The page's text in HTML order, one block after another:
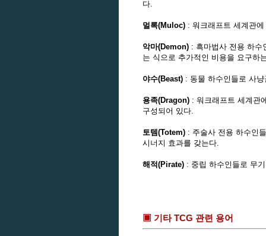
다.
멀록(Muloc) : 워크래프트 세계관
악마(Demon) : 흑마법사 전용 하수
는 식으로 추가적인 비용을 요구하
야수(Beast) : 동물 하수인들로 사
용족(Dragon) : 워크래프트 세계관
구성되어 있다.
토템(Totem) : 주술사 전용 하수인
시너지 효과를 갖는다.
해적(Pirate) : 중립 하수인들로 무
▣ 기타 TCG 관련 용어